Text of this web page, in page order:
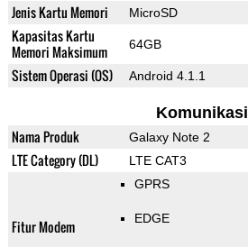
Jenis Kartu Memori MicroSD
Kapasitas Kartu
Memori Maksimum
64GB
Sistem Operasi (OS) Android 4.1.1
Komunikasi
Nama Produk Galaxy Note 2
LTE Category (DL) LTE CAT3
Fitur Modem
GPRS
EDGE